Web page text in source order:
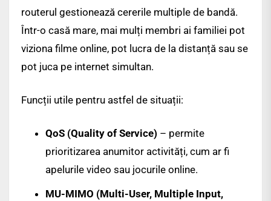
routerul gestionează cererile multiple de bandă.
Într-o casă mare, mai mulți membri ai familiei pot
viziona filme online, pot lucra de la distanță sau se
pot juca pe internet simultan.
Funcții utile pentru astfel de situații:
QoS (Quality of Service) – permite
prioritizarea anumitor activități, cum ar fi
apelurile video sau jocurile online.
MU-MIMO (Multi-User, Multiple Input,